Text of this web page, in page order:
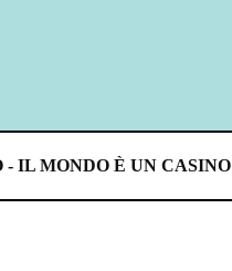
IL MONDO È UN CASINO